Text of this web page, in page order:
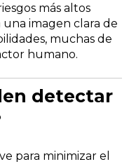
más altos
imagen clara de
muchas de
humano.
detectar
para minimizar el